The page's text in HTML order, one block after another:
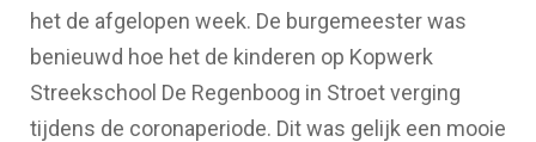
het de afgelopen week. De burgemeester was
benieuwd hoe het de kinderen op Kopwerk
Streekschool De Regenboog in Stroet verging
tijdens de coronaperiode. Dit was gelijk een mooie